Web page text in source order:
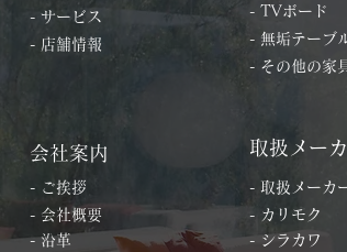
- サービス
- 店舗情報
- TVボード
- 無垢テーブ
- その他の家
会社案内
- ご挨拶
- 会社概要
- 沿革
取扱メー
- 取扱メーカ
- カリモク
- シラカワ